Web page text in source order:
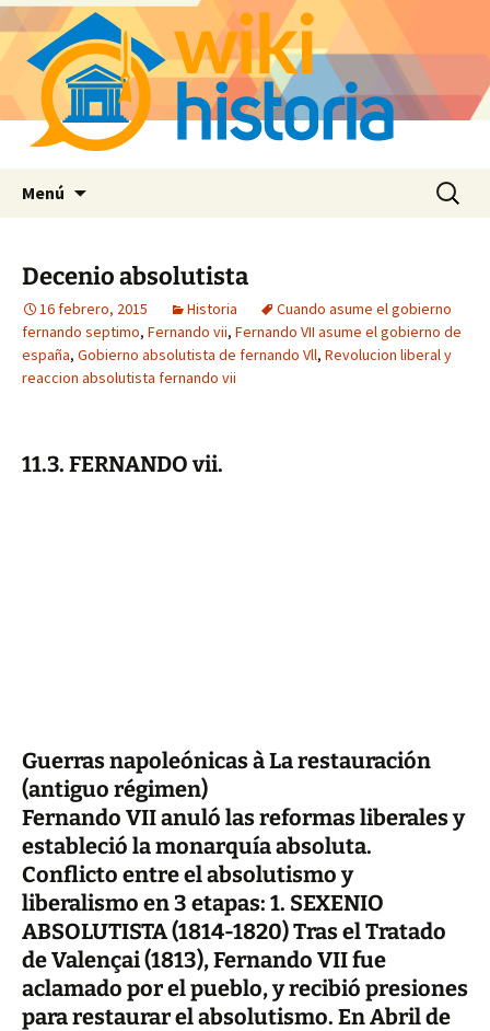
Menú Buscar:
Decenio absolutista
16 febrero, 2015 Historia
Cuando asume el gobierno
fernando septimo, Fernando vii, Fernando VII asume el gobierno de
españa, Gobierno absolutista de fernando Vll, Revolucion liberal y
reaccion absolutista fernando vii
11.3. FERNANDO vii.
Guerras napoleónicas à La restauración
(antiguo régimen)
Fernando VII anuló las reformas liberales y
estableció la monarquía absoluta.
Conflicto entre el absolutismo y
liberalismo en 3 etapas: 1. SEXENIO
ABSOLUTISTA (1814-1820) Tras el Tratado
de Valençai (1813), Fernando VII fue
aclamado por el pueblo, y recibió presiones
para restaurar el absolutismo. En Abril de